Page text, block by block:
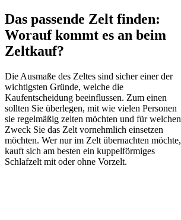
Das passende Zelt finden:
Worauf kommt es an beim
Zeltkauf?
Die Ausmaße des Zeltes sind sicher einer der
wichtigsten Gründe, welche die
Kaufentscheidung beeinflussen. Zum einen
sollten Sie überlegen, mit wie vielen Personen
sie regelmäßig zelten möchten und für welchen
Zweck Sie das Zelt vornehmlich einsetzen
möchten. Wer nur im Zelt übernachten möchte,
kauft sich am besten ein kuppelförmiges
Schlafzelt mit oder ohne Vorzelt.